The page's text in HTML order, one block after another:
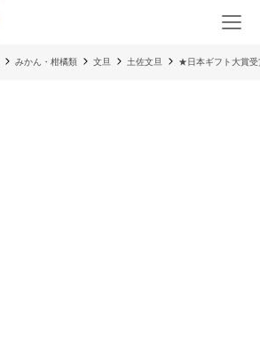
みかん・柑橘類 文旦 土佐文旦 ★日本ギフト大賞